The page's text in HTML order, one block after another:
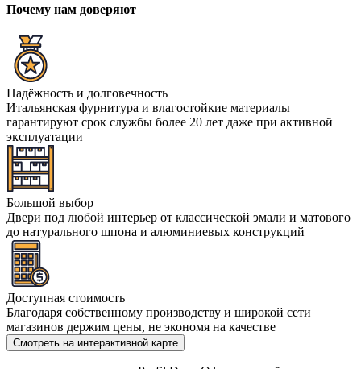
Почему нам доверяют
Надёжность и долговечность
Итальянская фурнитура и влагостойкие материалы
гарантируют срок службы более 20 лет даже при активной
эксплуатации
Большой выбор
Двери под любой интерьер от классической эмали и матового
до натурального шпона и алюминиевых конструкций
Доступная стоимость
Благодаря собственному производству и широкой сети
магазинов держим цены, не экономя на качестве
Смотреть на интерактивной карте